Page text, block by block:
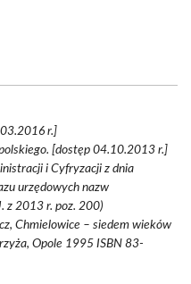
r.]
[dostęp 04.10.2013 r.]
i Cyfryzacji z dnia
urzędowych nazw
z 2013 r. poz. 200)
Chmielowice – siedem wieków
Opole 1995 ISBN 83-